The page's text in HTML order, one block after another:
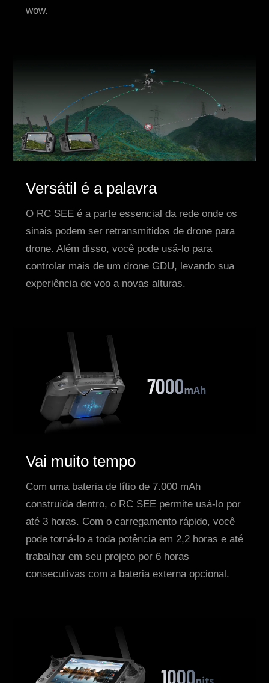
wow.
Versátil é a palavra
O RC SEE é a parte essencial da rede onde os
sinais podem ser retransmitidos de drone para
drone. Além disso, você pode usá-lo para
controlar mais de um drone GDU, levando sua
experiência de voo a novas alturas.
Vai muito tempo
Com uma bateria de lítio de 7.000 mAh
construída dentro, o RC SEE permite usá-lo por
até 3 horas. Com o carregamento rápido, você
pode torná-lo a toda potência em 2,2 horas e até
trabalhar em seu projeto por 6 horas
consecutivas com a bateria externa opcional.